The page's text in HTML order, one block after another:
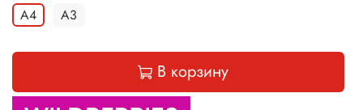
А4 А3
В корзину